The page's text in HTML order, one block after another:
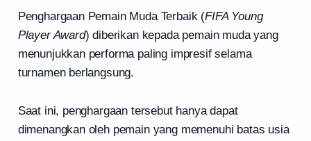
Penghargaan Pemain Muda Terbaik (FIFA Young
Player Award) diberikan kepada pemain muda yang
menunjukkan performa paling impresif selama
turnamen berlangsung.
Saat ini, penghargaan tersebut hanya dapat
dimenangkan oleh pemain yang memenuhi batas usia